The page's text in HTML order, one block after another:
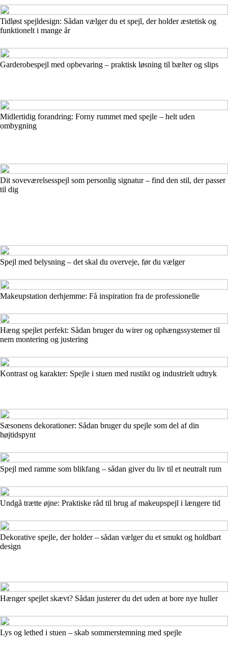
Tidløst spejldesign: Sådan vælger du et spejl, der holder æstetisk og
funktionelt i mange år
Garderobespejl med opbevaring – praktisk løsning til bælter og slips
Midlertidig forandring: Forny rummet med spejle – helt uden
ombygning
Dit soveværelsesspejl som personlig signatur – find den stil, der passer
til dig
Spejl med belysning – det skal du overveje, før du vælger
Makeupstation derhjemme: Få inspiration fra de professionelle
Hæng spejlet perfekt: Sådan bruger du wirer og ophængssystemer til
nem montering og justering
Kontrast og karakter: Spejle i stuen med rustikt og industrielt udtryk
Sæsonens dekorationer: Sådan bruger du spejle som del af din
højtidspynt
Spejl med ramme som blikfang – sådan giver du liv til et neutralt rum
Undgå trætte øjne: Praktiske råd til brug af makeupspejl i længere tid
Dekorative spejle, der holder – sådan vælger du et smukt og holdbart
design
Hænger spejlet skævt? Sådan justerer du det uden at bore nye huller
Lys og lethed i stuen – skab sommerstemning med spejle